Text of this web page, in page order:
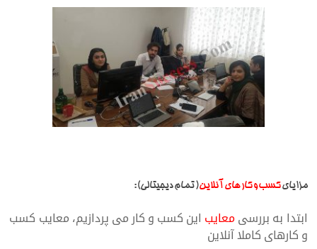
مزایایکسب و کار های آنلاین( تمام دیجیتالی) :
ابتدا به بررسیمعایب این کسب و کار می پردازیم، معایب کسب
و کارهای کاملا آنلاین